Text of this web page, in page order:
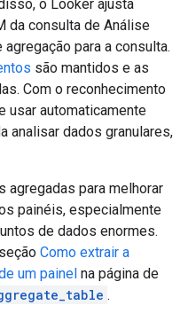
o Looker ajusta
da consulta de Análise
para a consulta.
são mantidos e as
Com o reconhecimento
usar automaticamente
analisar dados granulares,
agregadas para melhorar
painéis, especialmente
de dados enormes.
Como extrair a
um painel na página de
.